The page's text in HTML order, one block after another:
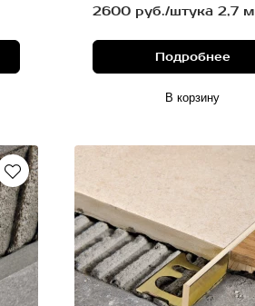
2600 руб./штука 2,7 м
Подробнее
В корзину